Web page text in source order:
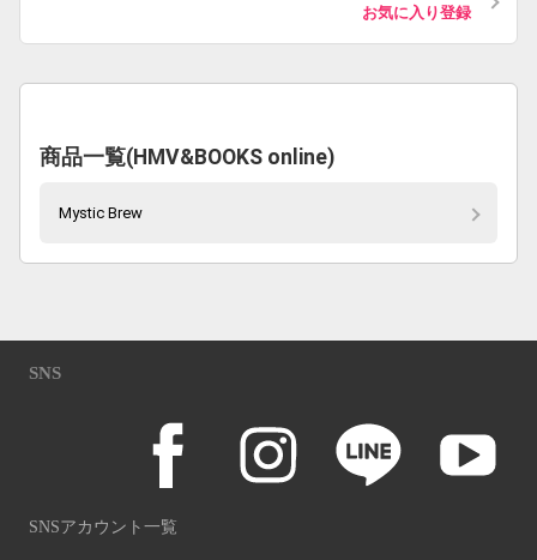
お気に入り登録
商品一覧(HMV&BOOKS online)
Mystic Brew
SNS
SNSアカウント一覧